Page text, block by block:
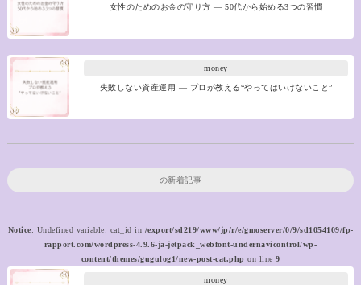
女性のためのお金の守り方 ― 50代から始める3つの習慣
money
失敗しない資産運用 ― プロが教える“やってはいけないこと”
の新着記事
Notice: Undefined variable: cat_id in /export/sd219/www/jp/r/e/gmoserver/0/9/sd1054109/fp-
rapport.com/wordpress-4.9.6-ja-jetpack_webfont-undernavicontrol/wp-
content/themes/gugulog1/new-post-cat.php on line 9
money